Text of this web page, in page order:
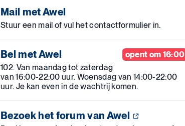
Mail met Awel
Stuur een mail of vul het contactformulier in.
opent om 16:00
Bel met Awel
102. Van maandag tot zaterdag
van 16:00-22:00 uur. Woensdag van 14:00-22:00
uur. Je kan even in de wachtrij komen.
Bezoek het forum van Awel